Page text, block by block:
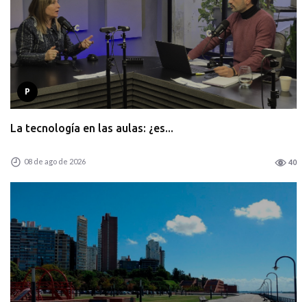
P
La tecnología en las aulas: ¿es...
08 de ago de 2026 40